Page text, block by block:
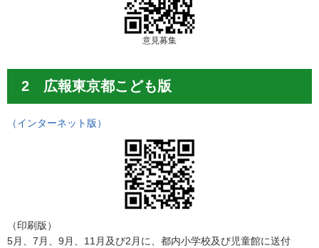
意見募集
2 広報東京都こども版
（インターネット版）
（印刷版）
5月、7月、9月、11月及び2月に、都内小学校及び児童館に送付